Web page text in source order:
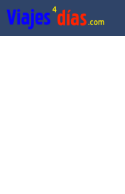
Saltar
al
contenido